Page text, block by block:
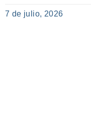
7 de julio, 2026